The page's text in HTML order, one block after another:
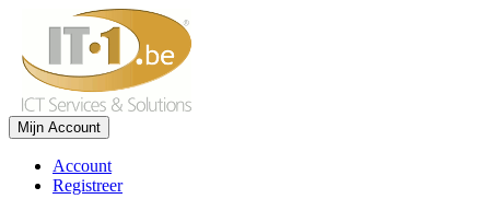
Mijn Account
Account
Registreer